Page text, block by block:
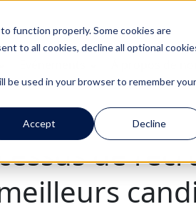
function properly. Some cookies are
to all cookies, decline all optional
be used in your browser to remember your
Accept Decline
de